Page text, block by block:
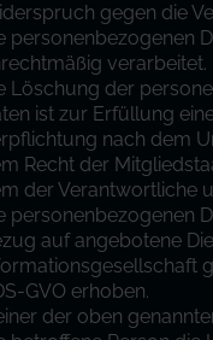
gegen die
personenbezogenen
verarbeitet.
Löschung der
ist zur Erfüllung
nach dem
Recht der
der Verantwortliche
personenbezogenen
auf angebotene
GVO erhoben.
der oben